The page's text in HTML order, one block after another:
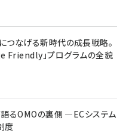
つなげる新時代の成長戦略。
」プログラムの全貌
るOMOの裏側 ―ECシステム
度